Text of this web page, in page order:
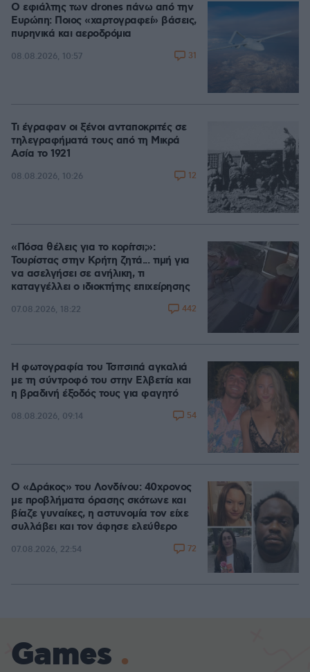
Ο εφιάλτης των drones πάνω από την
Ευρώπη: Ποιος «χαρτογραφεί» βάσεις,
πυρηνικά και αεροδρόμια
08.08.2026, 10:57 31
Τι έγραφαν οι ξένοι ανταποκριτές σε
τηλεγραφήματά τους από τη Μικρά
Ασία το 1921
08.08.2026, 10:26 12
«Πόσα θέλεις για το κορίτσι;»:
Τουρίστας στην Κρήτη ζητά... τιμή για
να ασελγήσει σε ανήλικη, τι
καταγγέλλει ο ιδιοκτήτης επιχείρησης
07.08.2026, 18:22 442
Η φωτογραφία του Τσιτσιπά αγκαλιά
με τη σύντροφό του στην Ελβετία και
η βραδινή έξοδός τους για φαγητό
08.08.2026, 09:14 54
Ο «Δράκος» του Λονδίνου: 40χρονος
με προβλήματα όρασης σκότωνε και
βίαζε γυναίκες, η αστυνομία τον είχε
συλλάβει και τον άφησε ελεύθερο
07.08.2026, 22:54 72
Games